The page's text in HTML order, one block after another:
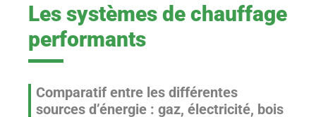
Les systèmes de chauffage
performants
Comparatif entre les différentes
sources d’énergie : gaz, électricité, bois